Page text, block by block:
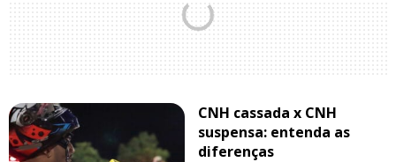
CNH cassada x CNH
suspensa: entenda as
diferenças